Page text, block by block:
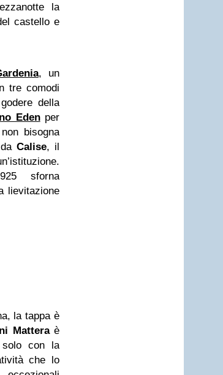
la
castello e
, un
tre comodi
della
Edenper
bisogna
Calise, il
sforna
lievitazione
la tappa è
Matteraè
solo con la
che lo